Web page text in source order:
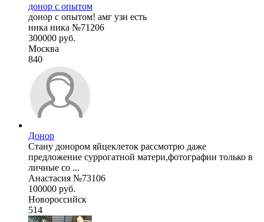
донор с опытом
донор с опытом! амг узи есть
ника ника №71206
300000 руб.
Москва
840
Донор
Стану донором яйцеклеток рассмотрю даже
предложение суррогатной матери,фотографии только в
личные со ...
Анастасия №73106
100000 руб.
Новороссийск
514